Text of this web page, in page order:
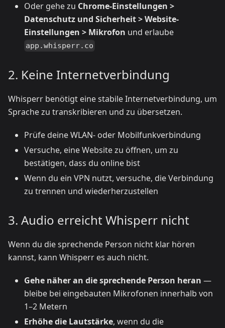
Oder gehe zu Chrome-Einstellungen >
Datenschutz und Sicherheit > Website-
Einstellungen > Mikrofon und erlaube
app.whisperr.co
2. Keine Internetverbindung
Whisperr benötigt eine stabile Internetverbindung, um
Sprache zu transkribieren und zu übersetzen.
Prüfe deine WLAN- oder Mobilfunkverbindung
Versuche, eine Website zu öffnen, um zu
bestätigen, dass du online bist
Wenn du ein VPN nutzt, versuche, die Verbindung
zu trennen und wiederherzustellen
3. Audio erreicht Whisperr nicht
Wenn du die sprechende Person nicht klar hören
kannst, kann Whisperr es auch nicht.
Gehe näher an die sprechende Person heran —
bleibe bei eingebauten Mikrofonen innerhalb von
1–2 Metern
Erhöhe die Lautstärke, wenn du die